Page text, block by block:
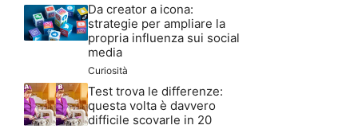
Da creator a icona:
strategie per ampliare la
propria influenza sui social
media
Curiosità
Test trova le differenze:
questa volta è davvero
difficile scovarle in 20